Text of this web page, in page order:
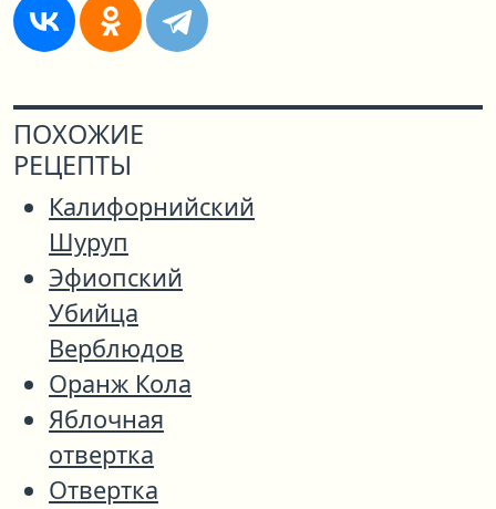
ПОХОЖИЕ
РЕЦЕПТЫ
Калифорнийский
Шуруп
Эфиопский
Убийца
Верблюдов
Оранж Кола
Яблочная
отвертка
Отвертка